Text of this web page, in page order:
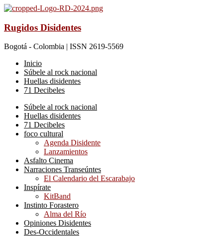
Rugidos Disidentes
Bogotá - Colombia | ISSN 2619-5569
Inicio
Súbele al rock nacional
Huellas disidentes
71 Decibeles
Súbele al rock nacional
Huellas disidentes
71 Decibeles
foco cultural
Agenda Disidente
Lanzamientos
Asfalto Cinema
Narraciones Transeúntes
El Calendario del Escarabajo
Inspírate
KitBand
Instinto Forastero
Alma del Río
Opiniones Disidentes
Des-Occidentales